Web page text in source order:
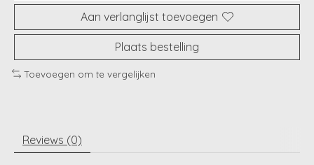
Aan verlanglijst toevoegen
Plaats bestelling
Toevoegen om te vergelijken
Reviews (0)